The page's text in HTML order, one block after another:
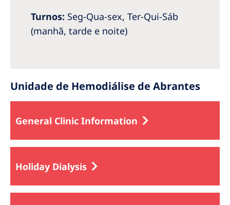
Romania
Russia
Slovenia
Switzerland
United Kingdom
Turnos: Seg-Qua-sex, Ter-Qui-Sáb
(manhã, tarde e noite)
Unidade de Hemodiálise de Abrantes
General Clinic Information
Holiday Dialysis